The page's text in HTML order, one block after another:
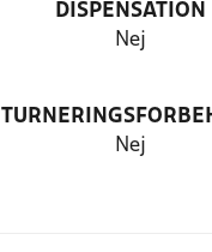
DISPENSATION
Nej
Nej